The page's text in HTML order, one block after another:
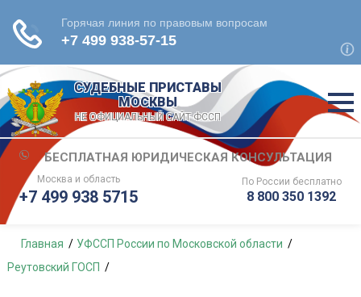
СУДЕБНЫЕ ПРИСТАВЫ
МОСКВЫ
НЕ ОФИЦИАЛЬНЫЙ САЙТ ФССП
БЕСПЛАТНАЯ ЮРИДИЧЕСКАЯ КОНСУЛЬТАЦИЯ
Москва и область
+7 499 938 5715
По России бесплатно
8 800 350 1392
Главная
УФССП России по Московской области
Реутовский ГОСП